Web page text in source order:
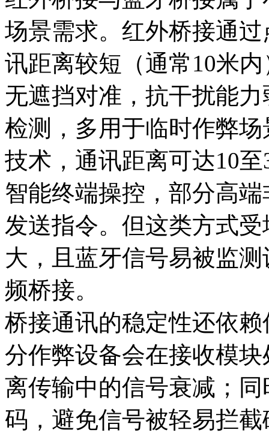
场景需求。红外桥接通
讯距离较短（通常10米
无遮挡对准，抗干扰能
检测，多用于临时作弊
技术，通讯距离可达10
智能终端操控，部分高
发送指令。但这类方式
大，且蓝牙信号易被监
频桥接。
桥接通讯的稳定性还依
分作弊设备会在接收模
离传输中的信号衰减；
码，避免信号被轻易拦